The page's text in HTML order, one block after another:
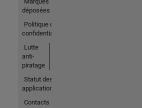
déposées
Politique de
confidentialité
Lutte
anti-
piratage
Statut des
applications
Contacts